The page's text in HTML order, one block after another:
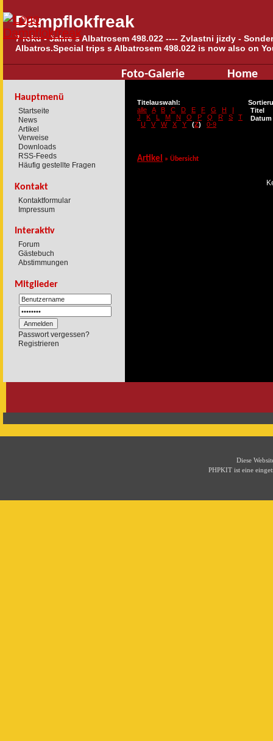
Dampflokfreak
7 roku - Jahre s Albatrosem 498.022 ---- Zvlastni jizdy -
Albatros.Special trips s Albatrosem 498.022 is now also on
Foto-Galerie Home
Hauptmenü
Startseite
News
Artikel
Verweise
Downloads
RSS-Feeds
Häufig gestellte Fragen
Kontakt
Kontaktformular
Impressum
Interaktiv
Forum
Gästebuch
Abstimmungen
Mitglieder
Passwort vergessen?
Registrieren
Titelauswahl:
alle
A B C D E F G H
I
J
K L M N O P Q R S
T
U
V W X Y (Z) 0-9
Titel
Datum
Artikel » Übersicht
Diese
PHPKIT ist eine